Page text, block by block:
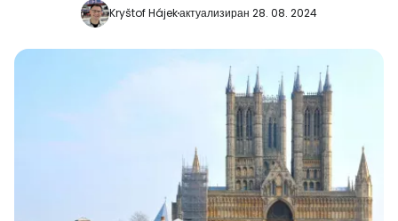
Kryštof Hájekактуализиран 28. 08. 2024
Продължете с Facebook
Продължете с имейл